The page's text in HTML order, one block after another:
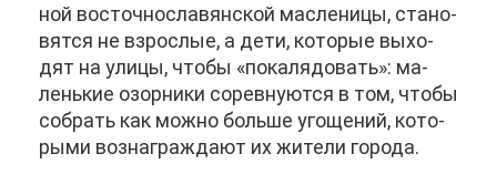
ной во­сточ­но­сла­вян­ской мас­ле­ни­цы, ста­но­
вят­ся не взрос­лые, а де­ти, ко­то­рые вы­хо­
дят на ули­цы, что­бы «по­каля­до­вать»: ма­
лень­кие озор­ни­ки со­рев­ну­ют­ся в том, что­бы
со­брать как мож­но боль­ше уго­ще­ний, ко­то­
ры­ми воз­на­граж­да­ют их жи­те­ли го­ро­да.